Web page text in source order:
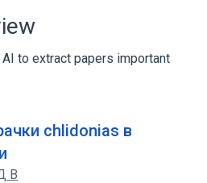
to extract papers important
chlidonias в
В